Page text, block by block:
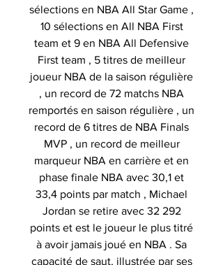
sélections en NBA All Star Game ,
10 sélections en All NBA First
team et 9 en NBA All Defensive
First team , 5 titres de meilleur
joueur NBA de la saison régulière
, un record de 72 matchs NBA
remportés en saison régulière , un
record de 6 titres de NBA Finals
MVP , un record de meilleur
marqueur NBA en carrière et en
phase finale NBA avec 30,1 et
33,4 points par match , Michael
Jordan se retire avec 32 292
points et est le joueur le plus titré
à avoir jamais joué en NBA . Sa
capacité de saut, illustrée par ses